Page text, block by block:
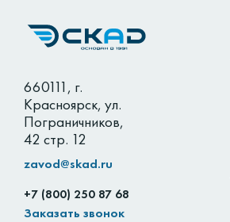
660111, г.
Красноярск, ул.
Пограничников,
42 стр. 12
zavod@skad.ru
+7 (800) 250 87 68
Заказать звонок